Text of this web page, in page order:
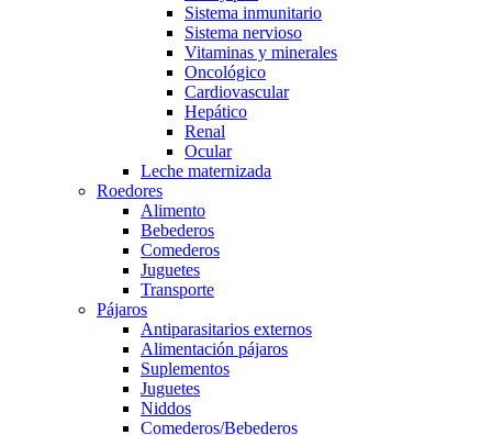
Sistema inmunitario
Sistema nervioso
Vitaminas y minerales
Oncológico
Cardiovascular
Hepático
Renal
Ocular
Leche maternizada
Roedores
Alimento
Bebederos
Comederos
Juguetes
Transporte
Pájaros
Antiparasitarios externos
Alimentación pájaros
Suplementos
Juguetes
Niddos
Comederos/Bebederos